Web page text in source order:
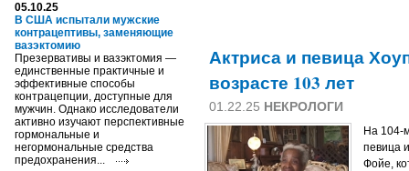
05.10.25
В США испытали мужские
контрацептивы, заменяющие
вазэктомию
Презервативы и вазэктомия —
единственные практичные и
эффективные способы
контрацепции, доступные для
мужчин. Однако исследователи
активно изучают перспективные
гормональные и
негормональные средства
предохранения...
Актриса и певица
возрасте 103 лет
01.22.25 НЕКРОЛОГИ
На 104-
певица
Фойе,